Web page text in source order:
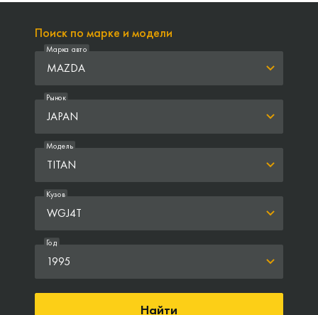
Поиск по марке и модели
MAZDA
Марка авто
JAPAN
Рынок
TITAN
Модель
WGJ4T
Кузов
1995
Год
Найти